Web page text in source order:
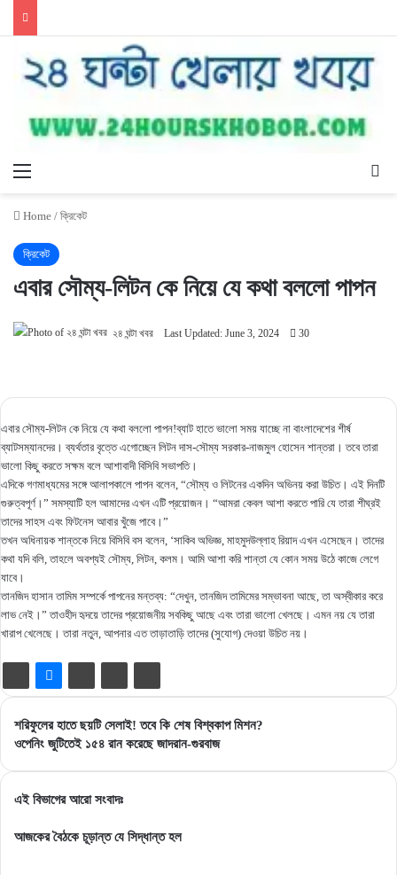
Menu
Home / ক্রিকেট
ক্রিকেট
এবার সৌম্য-লিটন কে নিয়ে যে কথা বললো পাপন
২৪ ঘন্টা খবর Last Updated: June 3, 2024 30
এবার সৌম্য-লিটন কে নিয়ে যে কথা বললো পাপন!ব্যাট হাতে ভালো সময় যাচ্ছে না বাংলাদেশের শীর্ষ
ব্যাটসম্যানদের। ব্যর্থতার বৃত্তে এগোচ্ছেন লিটন দাস-সৌম্য সরকার-নাজমুল হোসেন শান্তরা। তবে তারা
ভালো কিছু করতে সক্ষম বলে আশাবাদী বিসিবি সভাপতি।
এদিকে গণমাধ্যমের সঙ্গে আলাপকালে পাপন বলেন, “সৌম্য ও লিটনের একদিন অভিনয় করা উচিত। এই দিনটি
গুরুত্বপূর্ণ।” সমস্যাটি হল আমাদের এখন এটি প্রয়োজন। “আমরা কেবল আশা করতে পারি যে তারা শীঘ্রই
তাদের সাহস এবং ফিটনেস আবার খুঁজে পাবে।”
তখন অধিনায়ক শান্তকে নিয়ে বিসিবি বস বলেন, ‘সাকিব অভিজ্ঞ, মাহমুদউল্লাহ রিয়াদ এখন এসেছেন। তাদের
কথা যদি বলি, তাহলে অবশ্যই সৌম্য, লিটন, কলম। আমি আশা করি শান্তা যে কোন সময় উঠে কাজে লেগে
যাবে।
তানজিদ হাসান তামিম সম্পর্কে পাপনের মন্তব্য: “দেখুন, তানজিদ তামিমের সম্ভাবনা আছে, তা অস্বীকার করে
লাভ নেই।” তাওহীদ হৃদয়ে তাদের প্রয়োজনীয় সবকিছু আছে এবং তারা ভালো খেলছে। এমন নয় যে তারা
খারাপ খেলেছে। তারা নতুন, আপনার এত তাড়াতাড়ি তাদের (সুযোগ) দেওয়া উচিত নয়।
শরিফুলের
হাতে
তবে
শেষ
শরিফুলের হাতে ছয়টি সেলাই! তবে কি শেষ বিশ্বকাপ মিশন?
ওপেনিং
রান
জাদরান-
ওপেনিং জুটিতেই ১৫৪ রান করেছে জাদরান-গুরবাজ
এই বিভাগের আরো সংবাদঃ
আজকের বৈঠকে চূড়ান্ত যে সিদ্ধান্ত হল